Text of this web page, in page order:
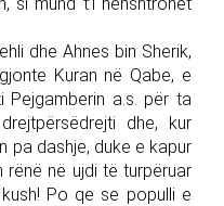
dhe Ahnes bin Sherik,
Kuran në Qabe, e
Pejgamberin a.s. për ta
dhe, kur
pa dashje, duke e kapur
rënë në ujdi të turpëruar
Po qe se populli e